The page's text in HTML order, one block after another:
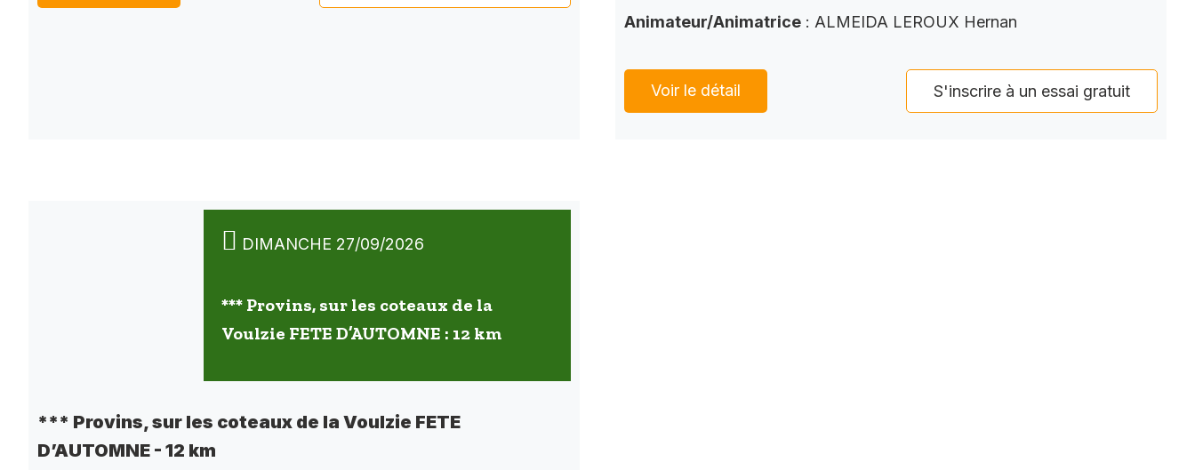
Animateur/Animatrice : ALMEIDA LEROUX Hernan
Voir le détail S'inscrire à un essai gratuit
DIMANCHE 27/09/2026
*** Provins, sur les coteaux de la
Voulzie FETE D’AUTOMNE : 12 km
*** Provins, sur les coteaux de la Voulzie FETE
D’AUTOMNE - 12 km